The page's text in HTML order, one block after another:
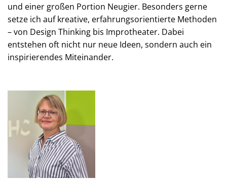
und einer großen Portion Neugier. Besonders gerne
setze ich auf kreative, erfahrungsorientierte Methoden
– von Design Thinking bis Improtheater. Dabei
entstehen oft nicht nur neue Ideen, sondern auch ein
inspirierendes Miteinander.